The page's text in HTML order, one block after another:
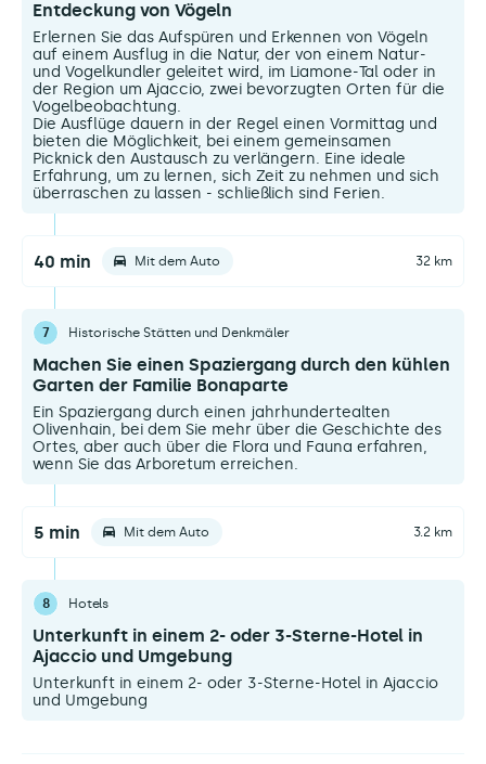
Entdeckung von Vögeln
Erlernen Sie das Aufspüren und Erkennen von Vögeln
auf einem Ausflug in die Natur, der von einem Natur-
und Vogelkundler geleitet wird, im Liamone-Tal oder in
der Region um Ajaccio, zwei bevorzugten Orten für die
Vogelbeobachtung.
Die Ausflüge dauern in der Regel einen Vormittag und
bieten die Möglichkeit, bei einem gemeinsamen
Picknick den Austausch zu verlängern. Eine ideale
Erfahrung, um zu lernen, sich Zeit zu nehmen und sich
überraschen zu lassen - schließlich sind Ferien.
40 min Mit dem Auto 32 km
7 Historische Stätten und Denkmäler
Machen Sie einen Spaziergang durch den kühlen
Garten der Familie Bonaparte
Ein Spaziergang durch einen jahrhundertealten
Olivenhain, bei dem Sie mehr über die Geschichte des
Ortes, aber auch über die Flora und Fauna erfahren,
wenn Sie das Arboretum erreichen.
5 min Mit dem Auto 3.2 km
8 Hotels
Unterkunft in einem 2- oder 3-Sterne-Hotel in
Ajaccio und Umgebung
Unterkunft in einem 2- oder 3-Sterne-Hotel in Ajaccio
und Umgebung